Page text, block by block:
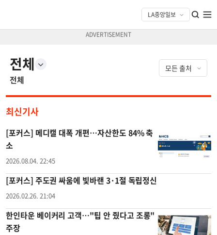
전체
전체
최신기사
[포커스] 메디캘 대폭 개편…자산한도 84% 축
소
2026.08.04. 22:45
[포커스] 주도권 싸움에 빛바랜 3·1절 독립정신
2026.02.26. 21:04
한인타운 베이커리 고객…"팁 안 줬다고 조롱"
주장